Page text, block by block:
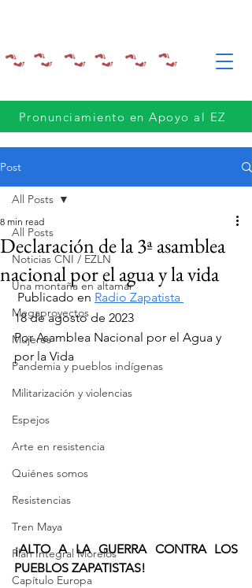
Pronunciamiento en Apoyo al EZ
Post
All Posts
Noticias CNI / EZLN
Una montaña en altamar
Megaproyectos
Mujeres
Pandemia y pueblos indígenas
Militarización y violencias
Espejos
Arte en resistencia
Quiénes somos
Resistencias
Tren Maya
Plan Integral Morelos
Capítulo Europa
All Posts
Declaración de la 3ª asamblea
nacional por el agua y la vida
8 min read
Publicado en Radio Zapatista
18 de agosto de 2023
Por Asamblea Nacional por el Agua y
por la Vida
¡ALTO A LA GUERRA CONTRA LOS
PUEBLOS ZAPATISTAS!